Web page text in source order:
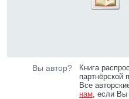
Вы автор?
Книга
партнёрской
Все
нам, если Вы